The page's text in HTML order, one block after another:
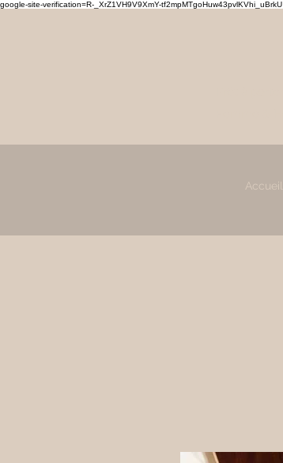
google-site-verification=R-_XrZ1VH9V9XmY-tf2mpMTgoHuw43pvlKVhi_uBrkU
Accueil